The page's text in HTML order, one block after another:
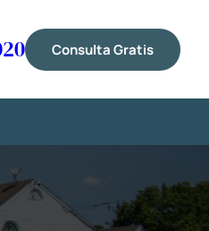
Consulta Gratis